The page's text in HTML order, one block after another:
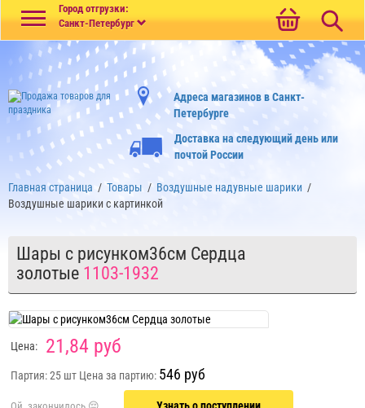
Город отгрузки:
Санкт-Петербург
Адреса магазинов в Санкт-
Петербурге
Доставка на следующий день или
почтой России
Главная страница / Товары / Воздушные надувные шарики /
Воздушные шарики с картинкой
Шары с рисунком36см Сердца
золотые 1103-1932
Цена: 21,84 руб
Партия: 25 шт Цена за партию: 546 руб